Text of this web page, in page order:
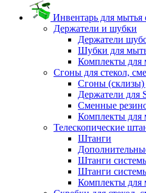
Инвентарь для мытья
Держатели и шубки
Держатели
Шубки для
Комплекты для
Сгоны для стекол,
Сгоны (склизы)
Держатели для
Сменные
Комплекты для
Телескопические
Штанги
Штанги
Штанги
Комплекты для